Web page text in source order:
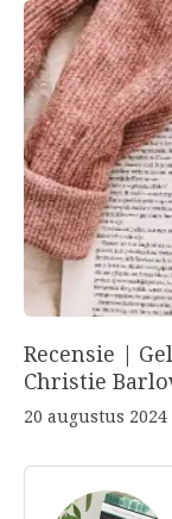
Recensie |
Christie
20 augustus 2024